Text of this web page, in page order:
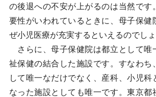
の後退への不安が上がるのは当然です
要性がいわれているときに、母子保健
ぜ小児医療が充実するといえるのでしょ
さらに、母子保健院は都立として唯
祉保健の結合した施設です。すなわち
して唯一なだけでなく、産科、小児科
なった施設としても唯一です。東京都